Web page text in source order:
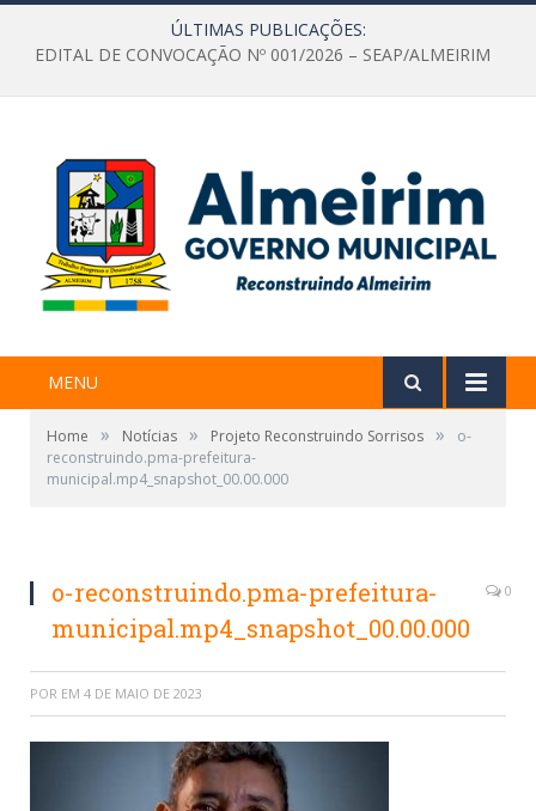
ÚLTIMAS PUBLICAÇÕES:
EDITAL DE CONVOCAÇÃO Nº 001/2026 – SEAP/ALMEIRIM
MENU
Home » Notícias » Projeto Reconstruindo Sorrisos »
o-
reconstruindo.pma-prefeitura-
municipal.mp4_snapshot_00.00.000
o-reconstruindo.pma-prefeitura-
municipal.mp4_snapshot_00.00.000
0
POR EM 4 DE MAIO DE 2023